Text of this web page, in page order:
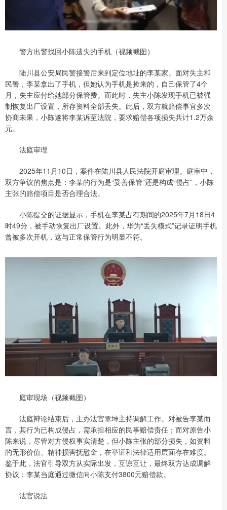
警方出警找回小陈遗失的手机（视频截图）
陆川县公安局民警接警后来到定位地址的李某家。面对失主和
民警，李某拿出了手机，但她认为手机是捡来的，自己保管了4个
月，失主应付给她部分保管费。而此时，失主小陈发现手机已被强
制恢复出厂设置，所存资料全部丢失。此后，双方就赔偿事宜多次
协商未果，小陈遂将李某诉至法院，要求赔偿各项损失共计1.2万余
元。
法庭审理
2025年11月10日，案件在陆川县人民法院开庭审理。庭审中，
双方争议的焦点是：李某的行为是“妥善保管”还是构成“侵占”，小陈
主张的赔偿项目是否合理合法。
小陈提交的证据显示，手机在李某占有期间的2025年7月18日4
时49分，被手动恢复出厂设置。此外，华为“丢失模式”记录证明手机
曾被多次开机，这与正常保管行为明显不符。
庭审现场（视频截图）
法庭辩论结束后，主办法官覃坤主持调解工作。对被告李某而
言，其行为已构成侵占，需承担相应的民事赔偿责任；而对原告小
陈来说，尽管对方侵权事实清楚，但小陈主张的部分损失，如资料
的无形价值、精神损害抚慰金，在举证和法律适用层面存在难度。
鉴于此，法官引导双方从实际出发，互谅互让，最终双方达成调解
协议：李某当庭通过微信向小陈支付3800元赔偿款。
法官说法